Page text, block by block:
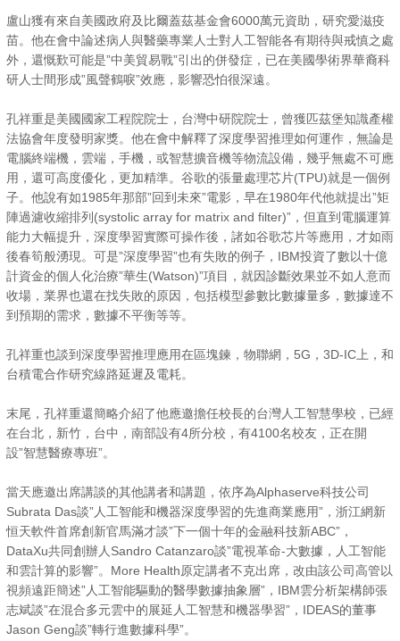
盧山獲有來自美國政府及比爾蓋茲基金會6000萬元資助，研究愛滋疫
苗。他在會中論述病人與醫藥專業人士對人工智能各有期待與戒慎之處
外，還慨歎可能是”中美貿易戰”引出的併發症，已在美國學術界華裔科
研人士間形成”風聲鶴唳”效應，影響恐怕很深遠。
孔祥重是美國國家工程院院士，台灣中研院院士，曾獲匹茲堡知識產權
法協會年度發明家獎。他在會中解釋了深度學習推理如何運作，無論是
電腦終端機，雲端，手機，或智慧擴音機等物流設備，幾乎無處不可應
用，還可高度優化，更加精準。谷歌的張量處理芯片(TPU)就是一個例
子。他說有如1985年那部”回到未來”電影，早在1980年代他就提出”矩
陣過濾收縮排列(systolic array for matrix and filter)”，但直到電腦運算
能力大幅提升，深度學習實際可操作後，諸如谷歌芯片等應用，才如雨
後春筍般湧現。可是”深度學習”也有失敗的例子，IBM投資了數以十億
計資金的個人化治療”華生(Watson)”項目，就因診斷效果並不如人意而
收場，業界也還在找失敗的原因，包括模型參數比數據量多，數據達不
到預期的需求，數據不平衡等等。
孔祥重也談到深度學習推理應用在區塊鍊，物聯網，5G，3D-IC上，和
台積電合作研究線路延遲及電耗。
末尾，孔祥重還簡略介紹了他應邀擔任校長的台灣人工智慧學校，已經
在台北，新竹，台中，南部設有4所分校，有4100名校友，正在開
設”智慧醫療專班”。
當天應邀出席講談的其他講者和講題，依序為Alphaserve科技公司
Subrata Das談”人工智能和機器深度學習的先進商業應用”，浙江網新
恒天軟件首席創新官馬滿才談”下一個十年的金融科技新ABC”，
DataXu共同創辦人Sandro Catanzaro談”電視革命-大數據，人工智能
和雲計算的影響”。More Health原定講者不克出席，改由該公司高管以
視頻遠距簡述”人工智能驅動的醫學數據抽象層”，IBM雲分析架構師張
志斌談”在混合多元雲中的展延人工智慧和機器學習”，IDEAS的董事
Jason Geng談”轉行進數據科學”。